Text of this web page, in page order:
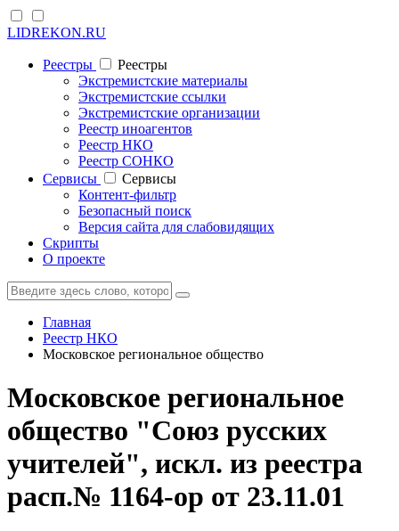
LIDREKON.RU
Реестры
Реестры
Экстремистские материалы
Экстремистские ссылки
Экстремистские организации
Реестр иноагентов
Реестр НКО
Реестр СОНКО
Cервисы
Cервисы
Контент-фильтр
Безопасный поиск
Версия сайта для слабовидящих
Скрипты
О проекте
Главная
Реестр НКО
Московское региональное общество
Московское региональное
общество "Союз русских
учителей", искл. из реестра
расп.№ 1164-ор от 23.11.01